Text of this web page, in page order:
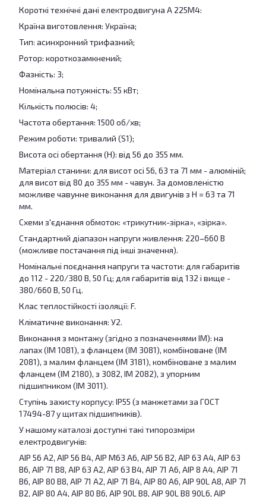
Короткі технічні дані електродвигуна А 225M4:
Країна виготовлення: Україна;
Тип: асинхронний трифазний;
Ротор: короткозамкнений;
Фазність: 3;
Номінальна потужність: 55 кВт;
Кількість полюсів: 4;
Частота обертання: 1500 об/хв;
Режим роботи: тривалий (S1);
Висота осі обертання (H): від 56 до 355 мм.
Матеріал станини: для висот осі 56, 63 та 71 мм - алюміній;
для висот від 80 до 355 мм - чавун. За домовленістю
можливе чавунне виконання для двигунів з H = 63 та 71
мм.
Схеми з'єднання обмоток: «трикутник-зірка», «зірка».
Стандартний діапазон напруги живлення: 220–660 В
(можливе постачання під інші значення).
Номінальні поєднання напруги та частоти: для габаритів
до 112 - 220/380 В, 50 Гц; для габаритів від 132 і вище -
380/660 В, 50 Гц.
Клас теплостійкості ізоляції: F.
Кліматичне виконання: У2.
Виконання з монтажу (згідно з позначеннями IM): на
лапах (IM 1081), з фланцем (IM 3081), комбіноване (IM
2081), з малим фланцем (IM 3181), комбіноване з малим
фланцем (IM 2180), з 3082, IM 2082), з упорним
підшипником (IM 3011).
Ступінь захисту корпусу: IP55 (з манжетами за ГОСТ
17494-87 у щитах підшипників).
У нашому каталозі доступні такі типорозміри
електродвигунів:
АІР 56 A2, АІР 56 B4, АІР M63 A6, АІР 56 B2, АІР 63 A4, АІР 63
B6, АІР 71 B8, АІР 63 A2, АІР 63 B4, АІР 71 A6, АІР 8 A4, АІР 71
B6, АІР 80 B8, АІР 71 A2, АІР 71 B4, АІР 80 A6, АІР 90L A8, АІР 71
B2, АІР 80 A4, АІР 80 B6, АІР 90L B8, AІР 90L B8 90L6, АІР